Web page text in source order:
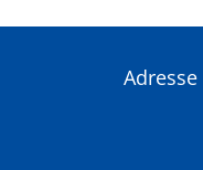
Adresse